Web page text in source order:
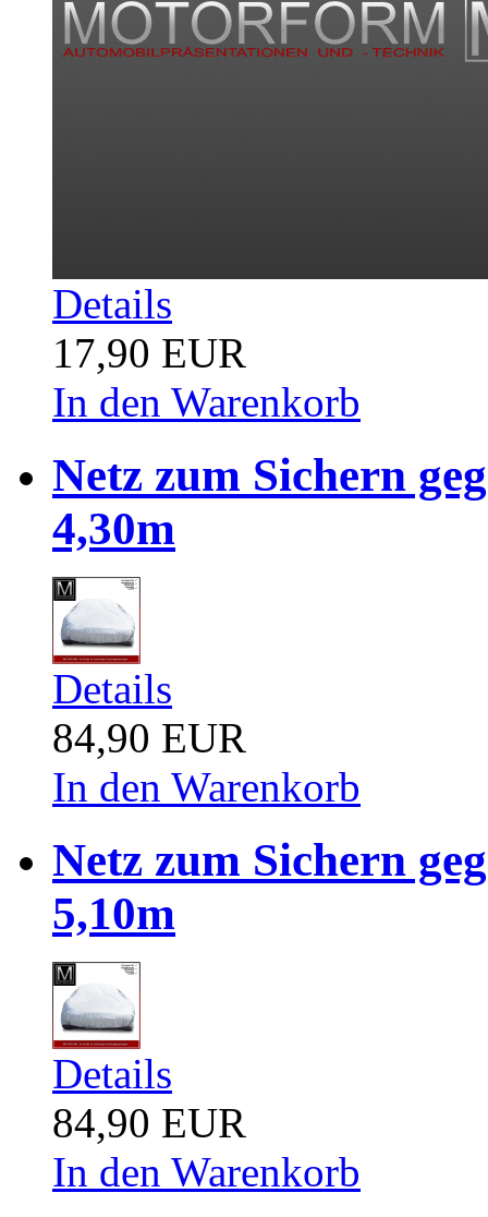
Details
17,90 EUR
In den Warenkorb
Netz zum Sichern
4,30m
Details
84,90 EUR
In den Warenkorb
Netz zum Sichern
5,10m
Details
84,90 EUR
In den Warenkorb